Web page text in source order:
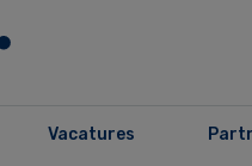
Vacatures